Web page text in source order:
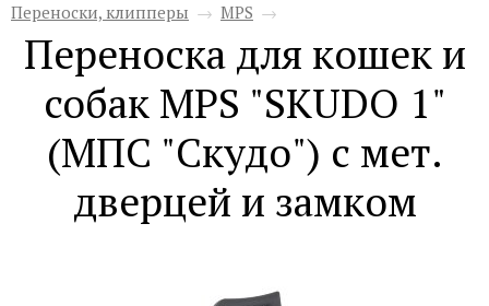
Переноски, клипперы → MPS →
Переноска для кошек и
собак MPS "SKUDO 1"
(МПС "Скудо") с мет.
дверцей и замком